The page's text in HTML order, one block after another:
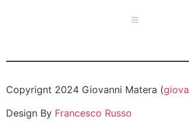
Copyrignt 2024 Giovanni Matera (
Design By Francesco Russo